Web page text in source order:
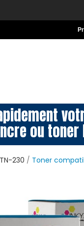
ou toner
230 Toner